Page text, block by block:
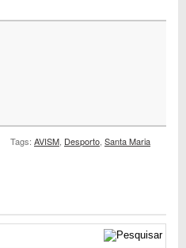
Tags: AVISM Desporto Santa Maria